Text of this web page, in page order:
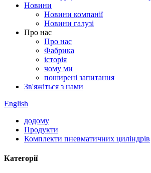
Новини
Новини компанії
Новини галузі
Про нас
Про нас
Фабрика
історія
чому ми
поширені запитання
Зв'яжіться з нами
English
додому
Продукти
Комплекти пневматичних циліндрів
Категорії